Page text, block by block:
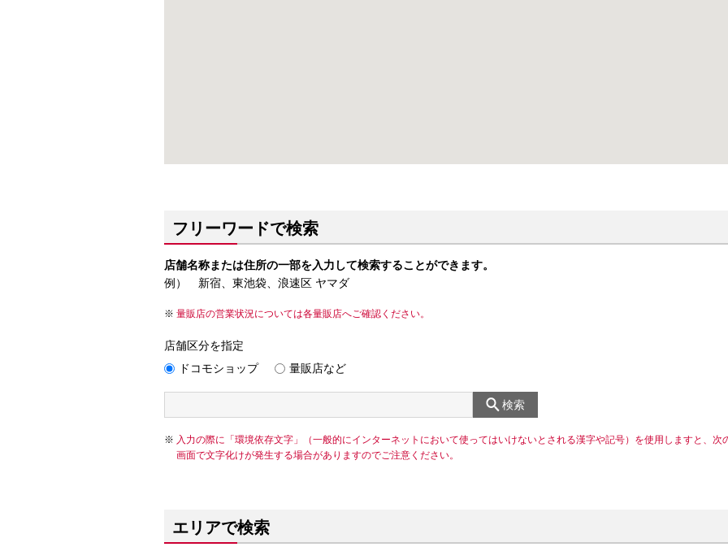
フリーワードで検索
店舗名称または住所の一部を入力して検索することができます。
例） 新宿、東池袋、浪速区 ヤマダ
量販店の営業状況については各量販店へご確認ください。
店舗区分を指定
ドコモショップ
量販店など
検索
入力の際に「環境依存文字」（一般的にインターネットにおいて使ってはいけないとされる漢字や記号）を使用しますと、次
画面で文字化けが発生する場合がありますのでご注意ください。
エリアで検索